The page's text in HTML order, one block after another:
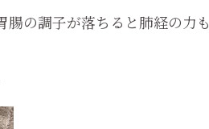
の調子が落ちると肺経の力も